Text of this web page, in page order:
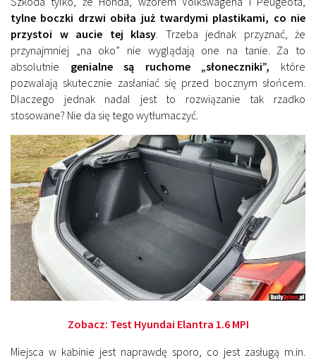
tylne boczki drzwi obiła już twardymi plastikami, co nie
przystoi w aucie tej klasy. Trzeba jednak przyznać, że
przynajmniej „na oko” nie wyglądają one na tanie. Za to
absolutnie genialne są ruchome „słoneczniki”, które
pozwalają skutecznie zasłaniać się przed bocznym słońcem.
Dlaczego jednak nadal jest to rozwiązanie tak rzadko
stosowane? Nie da się tego wytłumaczyć.
Zobacz: Test Hyundai Elantra 1.6 MPI
Miejsca w kabinie jest naprawdę sporo, co jest zasługą m.in.